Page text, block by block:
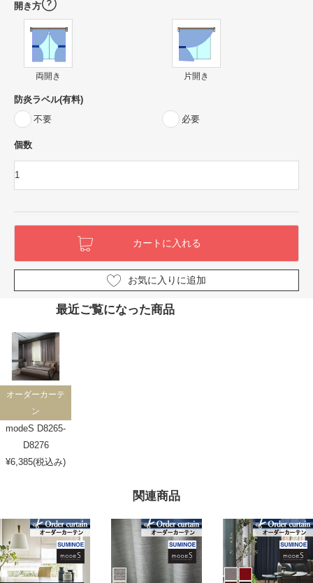
開き方
両開き 片開き
防炎ラベル(有料)
不要
必要
個数
お気に入りに追加
関連商品
最近ご覧になった商品
オーダーカーテ
ン
modeS D8265-
D8276
¥6,385(税込み)